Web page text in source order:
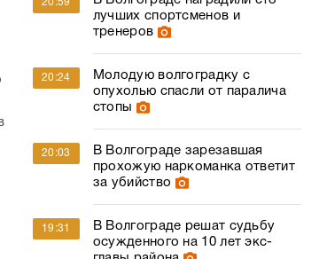
В Волгограде зарезавшая
прохожую наркоманка ответит
за убийство
В Волгограде решат судьбу
осужденного на 10 лет экс-
главы района
«Он не может без взрослых»: в
Волгоградской области
разыскивают 17-летнего
Владислава Косакова